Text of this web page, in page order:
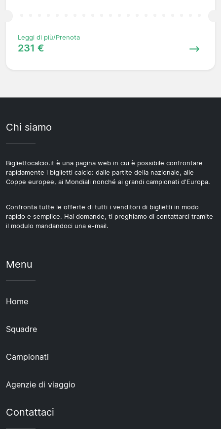
Leggi di più/Prenota
231 €
Chi siamo
Bigliettocalcio.it è una pagina web in cui è possibile confrontare
rapidamente i biglietti calcio: dalle partite della nazionale, alle
Coppe europee, ai Mondiali nonché ai grandi campionati d'Europa.
Confronta tutte le offerte di tutti i venditori di biglietti in modo
rapido e semplice. Hai domande, ti preghiamo di contattarci tramite
il modulo mandandoci una e-mail.
Menu
Home
Squadre
Campionati
Agenzie di viaggio
Contattaci